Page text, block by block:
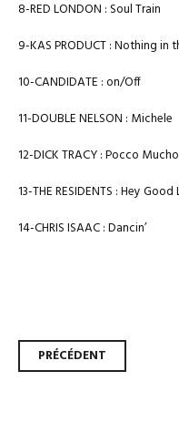
8-RED LONDON : Soul Train
9-KAS PRODUCT : Nothing in
10-CANDIDATE : on/Off
11-DOUBLE NELSON : Michele
12-DICK TRACY : Pocco Mucho
13-THE RESIDENTS : Hey
14-CHRIS ISAAC : Dancin’
Navigation
PRÉCÉDENT